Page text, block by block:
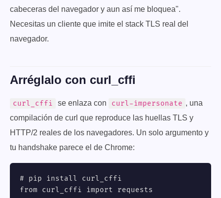
cabeceras del navegador y aun así me bloquea".
Necesitas un cliente que imite el stack TLS real del
navegador.
Arréglalo con curl_cffi
curl_cffi se enlaza con curl-impersonate , una
compilación de curl que reproduce las huellas TLS y
HTTP/2 reales de los navegadores. Un solo argumento y
tu handshake parece el de Chrome:
# pip install curl_cffi
from curl_cffi import requests